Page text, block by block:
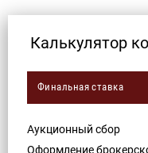
Калькулятор
Финальная ставка
Аукционный сбор
Оформление